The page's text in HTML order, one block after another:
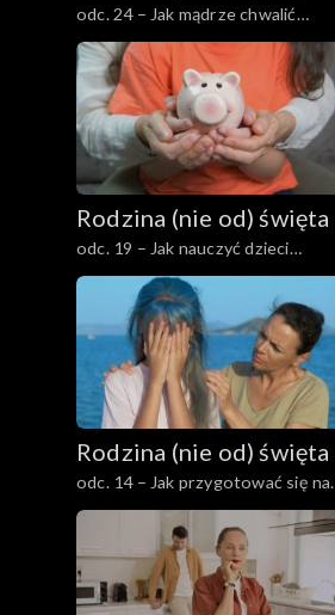
odc. 24 – Jak mądrze chwalić
dziecko, by go nie zepsuć?
Rodzina (nie od) święta
odc. 19 – Jak nauczyć dzieci
korzystania z pieniędzy i
zarządzania kieszonkowym?
Rodzina (nie od) święta
odc. 14 – Jak przygotować się na
bunt nastolatka?